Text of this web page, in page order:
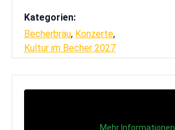
Kategorien:
Becherbräu, Konzerte,
Kultur im Becher 2027
Mehr Informationen